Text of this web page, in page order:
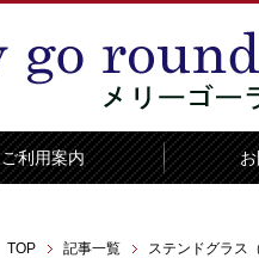
ご利用案内
TOP 記事一覧 ステンドグラス